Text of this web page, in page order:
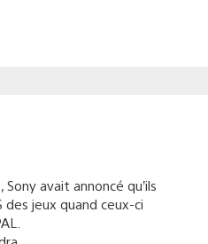
avait annoncé qu’ils
des jeux quand ceux-ci